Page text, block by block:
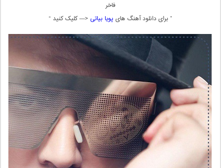
فاخر
” برای دانلود آهنگ های پویا بیاتی <— کلیک کنید “